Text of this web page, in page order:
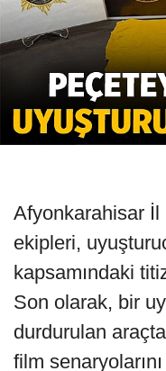
Afyonkarahisar
ekipleri,
kapsamındaki
Son olarak, bir
durdurulan
film